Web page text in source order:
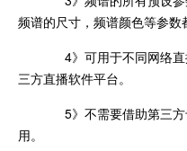
频谱的尺寸，频谱颜色等参数
4》可用于不同网络直
三方直播软件平台。
5》不需要借助第三方
用。